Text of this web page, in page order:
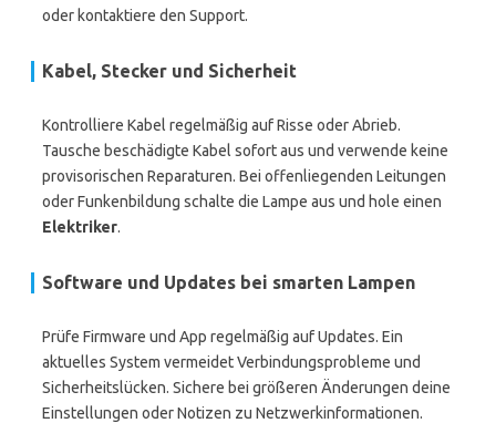
oder kontaktiere den Support.
Kabel, Stecker und Sicherheit
Kontrolliere Kabel regelmäßig auf Risse oder Abrieb.
Tausche beschädigte Kabel sofort aus und verwende keine
provisorischen Reparaturen. Bei offenliegenden Leitungen
oder Funkenbildung schalte die Lampe aus und hole einen
Elektriker.
Software und Updates bei smarten Lampen
Prüfe Firmware und App regelmäßig auf Updates. Ein
aktuelles System vermeidet Verbindungsprobleme und
Sicherheitslücken. Sichere bei größeren Änderungen deine
Einstellungen oder Notizen zu Netzwerkinformationen.